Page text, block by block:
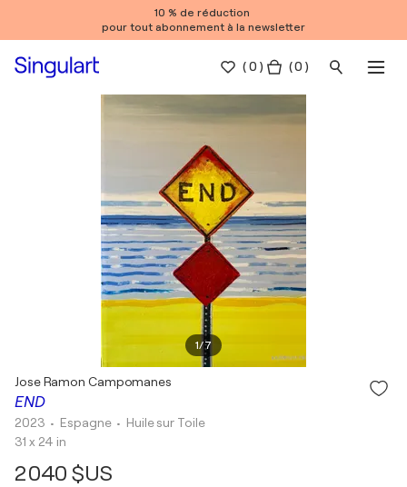
10 % de réduction
pour tout abonnement à la newsletter
(0 ) ( 0 )
1/7
END
Jose Ramon Campomanes
2023 • Espagne • Huile sur Toile
31 x 24 in
2 040 $US